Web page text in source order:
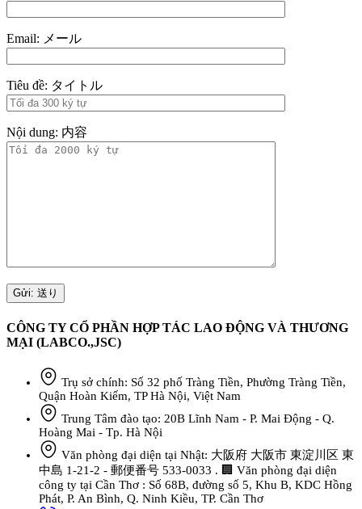
Email: メール
Tiêu đề: タイトル
Nội dung: 内容
CÔNG TY CỔ PHẦN HỢP TÁC LAO ĐỘNG VÀ THƯƠNG
MẠI (LABCO.,JSC)
Trụ sở chính: Số 32 phố Tràng Tiền, Phường Tràng Tiền,
Quận Hoàn Kiếm, TP Hà Nội, Việt Nam
Trung Tâm đào tạo: 20B Lĩnh Nam - P. Mai Động - Q.
Hoàng Mai - Tp. Hà Nội
Văn phòng đại diện tại Nhật: 大阪府 大阪市 東淀川区 東
中島 1-21-2 - 郵便番号 533-0033 . 🏢 Văn phòng đại diện
công ty tại Cần Thơ : Số 68B, đường số 5, Khu B, KDC Hồng
Phát, P. An Bình, Q. Ninh Kiều, TP. Cần Thơ